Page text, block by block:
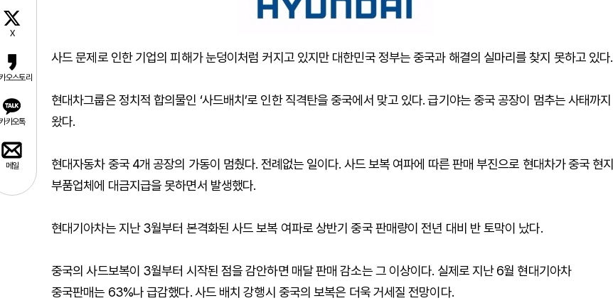
X
오스토리
카오톡
메일
사드 문제로 인한 기업의 피해가 눈덩이처럼 커지고 있지만 대한민국 정부는 중국과 해결의 실마리를 찾지 못하고 있다.
현대차그룹은 정치적 합의물인 ‘사드배치’로 인한 직격탄을 중국에서 맞고 있다. 급기야는 중국 공장이 멈추는 사태까지
왔다.
현대자동차 중국 4개 공장의 가동이 멈췄다. 전례없는 일이다. 사드 보복 여파에 따른 판매 부진으로 현대차가 중국 현지
부품업체에 대금지급을 못하면서 발생했다.
현대기아차는 지난 3월부터 본격화된 사드 보복 여파로 상반기 중국 판매량이 전년 대비 반 토막이 났다.
중국의 사드보복이 3월부터 시작된 점을 감안하면 매달 판매 감소는 그 이상이다. 실제로 지난 6월 현대기아차
중국판매는 63%나 급감했다. 사드 배치 강행시 중국의 보복은 더욱 거세질 전망이다.